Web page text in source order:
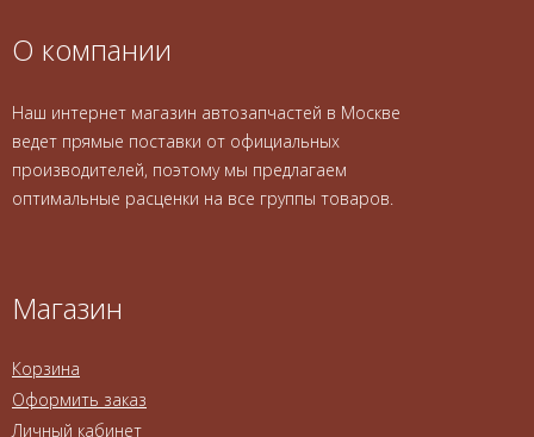
О компании
Наш интернет магазин автозапчастей в Москве
ведет прямые поставки от официальных
производителей, поэтому мы предлагаем
оптимальные расценки на все группы товаров.
Магазин
Корзина
Оформить заказ
Личный кабинет